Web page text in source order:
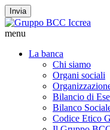
Invia
menu
La banca
Chi siamo
Organi sociali
Bilancio di
Bilanco
Codice Etico